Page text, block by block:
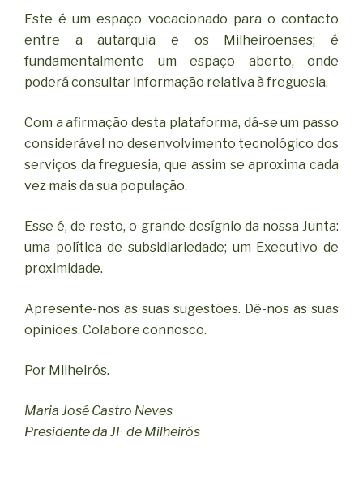
Este é um espaço vocacionado para o contacto
entre a autarquia e os Milheiroenses; é
fundamentalmente um espaço aberto, onde
poderá consultar informação relativa à freguesia.
Com a afirmação desta plataforma, dá-se um passo
considerável no desenvolvimento tecnológico dos
serviços da freguesia, que assim se aproxima cada
vez mais da sua população.
Esse é, de resto, o grande desígnio da nossa Junta:
uma política de subsidiariedade; um Executivo de
proximidade.
Apresente-nos as suas sugestões. Dê-nos as suas
opiniões. Colabore connosco.
Por Milheirós.
Maria José Castro Neves
Presidente da JF de Milheirós